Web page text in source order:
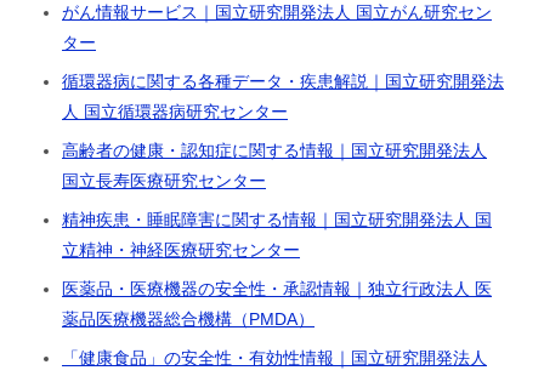
がん情報サービス｜国立研究開発法人 国立がん研究セン
ター
循環器病に関する各種データ・疾患解説｜国立研究開発法
人 国立循環器病研究センター
高齢者の健康・認知症に関する情報｜国立研究開発法人
国立長寿医療研究センター
精神疾患・睡眠障害に関する情報｜国立研究開発法人 国
立精神・神経医療研究センター
医薬品・医療機器の安全性・承認情報｜独立行政法人 医
薬品医療機器総合機構（PMDA）
「健康食品」の安全性・有効性情報｜国立研究開発法人